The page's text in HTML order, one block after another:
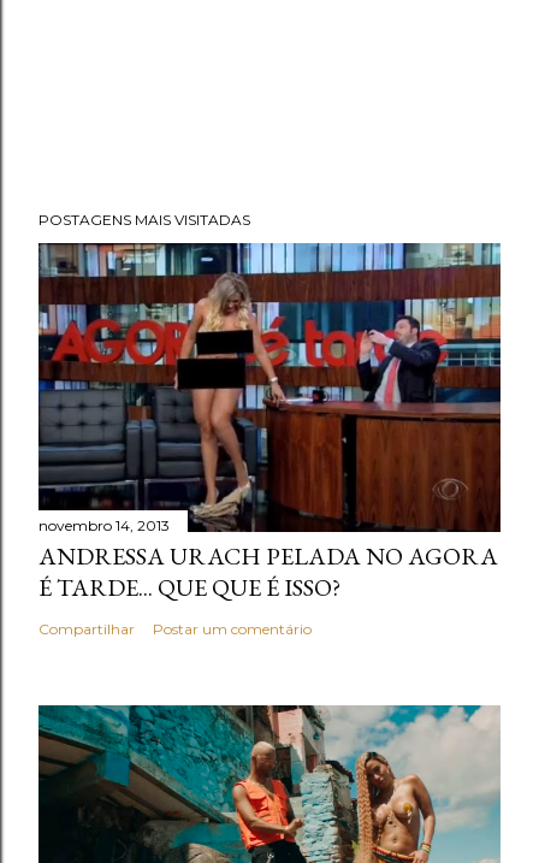
POSTAGENS MAIS VISITADAS
novembro 14, 2013
ANDRESSA URACH PELADA NO AGORA
É TARDE... QUE QUE É ISSO?
Compartilhar Postar um comentário